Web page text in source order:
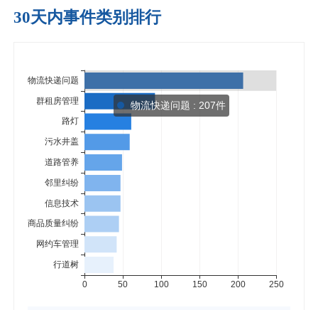
30天内事件类别排行
物流快递问题 : 207件